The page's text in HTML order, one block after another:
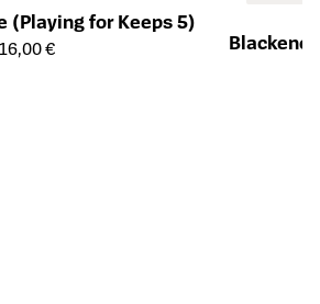
(Playing for Keeps 5)
Produkts
16,00 €